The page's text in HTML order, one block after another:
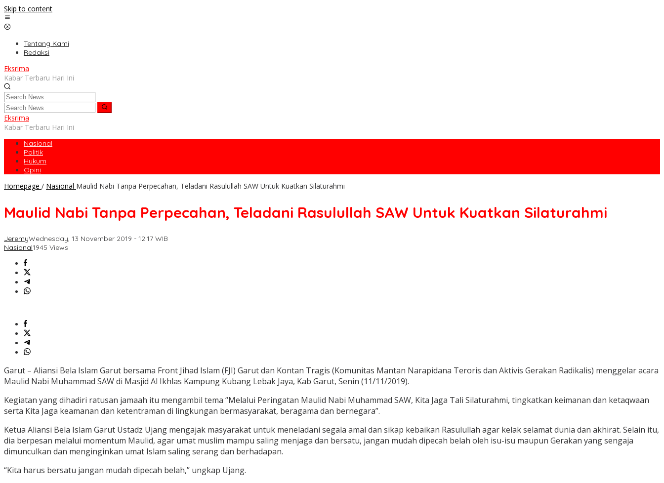
Skip to content
Tentang Kami
Redaksi
Eksrima
Kabar Terbaru Hari Ini
Eksrima
Kabar Terbaru Hari Ini
Nasional
Politik
Hukum
Opini
Homepage / Nasional Maulid Nabi Tanpa Perpecahan, Teladani Rasulullah SAW Untuk Kuatkan Silaturahmi
Maulid Nabi Tanpa Perpecahan, Teladani Rasulullah SAW Untuk Kuatkan Silaturahmi
JeremyWednesday, 13 November 2019 - 12:17 WIB
Nasional1945 Views
Garut – Aliansi Bela Islam Garut bersama Front Jihad Islam (FJI) Garut dan Kontan Tragis (Komunitas Mantan Narapidana Teroris dan Aktivis Gerakan Radikalis) menggelar acara
Maulid Nabi Muhammad SAW di Masjid Al Ikhlas Kampung Kubang Lebak Jaya, Kab Garut, Senin (11/11/2019).
Kegiatan yang dihadiri ratusan jamaah itu mengambil tema “Melalui Peringatan Maulid Nabi Muhammad SAW, Kita Jaga Tali Silaturahmi, tingkatkan keimanan dan ketaqwaan
serta Kita Jaga keamanan dan ketentraman di lingkungan bermasyarakat, beragama dan bernegara”.
Ketua Aliansi Bela Islam Garut Ustadz Ujang mengajak masyarakat untuk meneladani segala amal dan sikap kebaikan Rasulullah agar kelak selamat dunia dan akhirat. Selain itu,
dia berpesan melalui momentum Maulid, agar umat muslim mampu saling menjaga dan bersatu, jangan mudah dipecah belah oleh isu-isu maupun Gerakan yang sengaja
dimunculkan dan menginginkan umat Islam saling serang dan berhadapan.
“Kita harus bersatu jangan mudah dipecah belah,” ungkap Ujang.